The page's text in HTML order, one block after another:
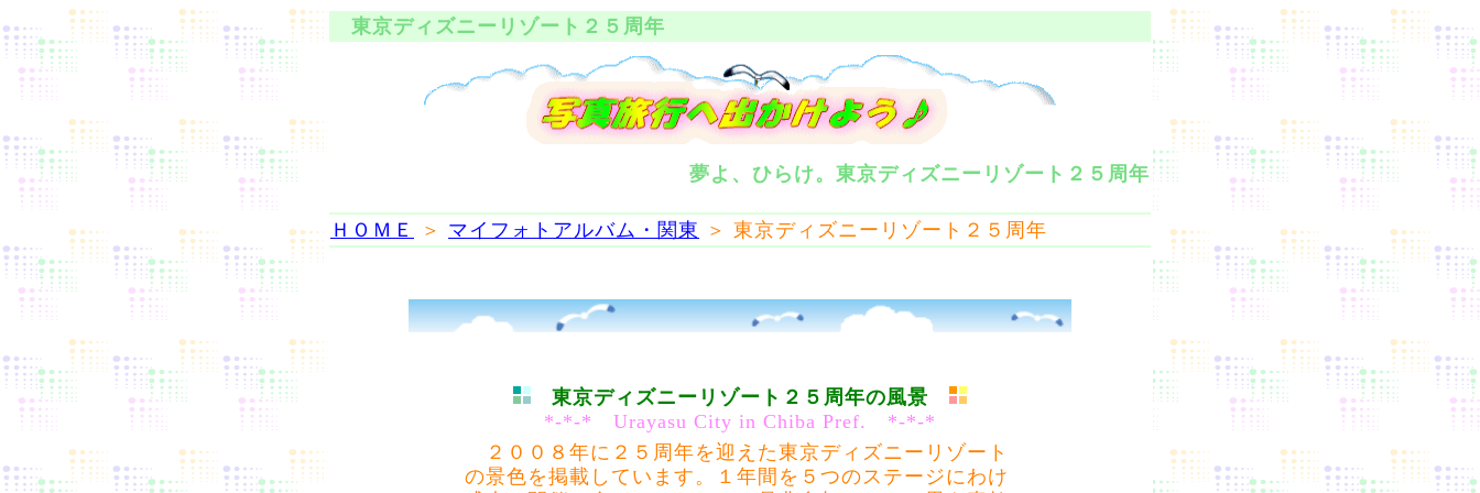
東京ディズニーリゾート２５周年
夢よ、ひらけ。東京ディズニーリゾート２５周年
ＨＯＭＥ ＞ マイフォトアルバム・関東 ＞ 東京ディズニーリゾート２５周年
東京ディズニーリゾート２５周年の風景
*-*-* Urayasu City in Chiba Pref. *-*-*
２００８年に ２５周年を迎えた東京ディズニーリゾート
の景色を掲載しています。１年間を５つのステージにわけ